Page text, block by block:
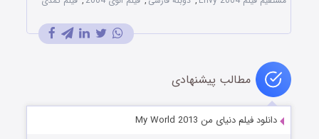
مطالب پیشنهادی
دانلود فیلم دنیای من My World 2013